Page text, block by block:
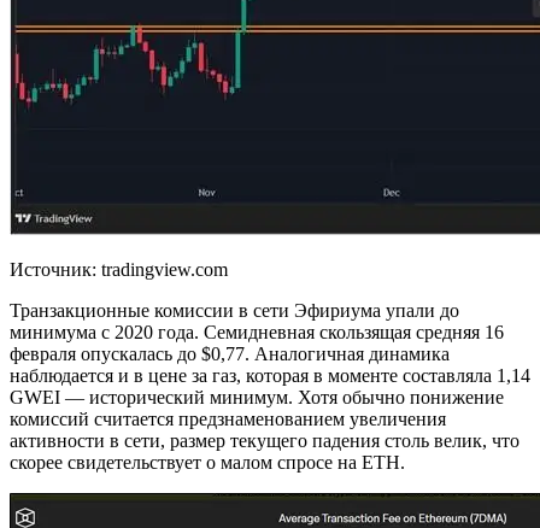
Источник: tradingview.com
Транзакционные комиссии в сети Эфириума упали до
минимума с 2020 года. Семидневная скользящая средняя 16
февраля опускалась до $0,77. Аналогичная динамика
наблюдается и в цене за газ, которая в моменте составляла 1,14
GWEI — исторический минимум. Хотя обычно понижение
комиссий считается предзнаменованием увеличения
активности в сети, размер текущего падения столь велик, что
скорее свидетельствует о малом спросе на ETH.